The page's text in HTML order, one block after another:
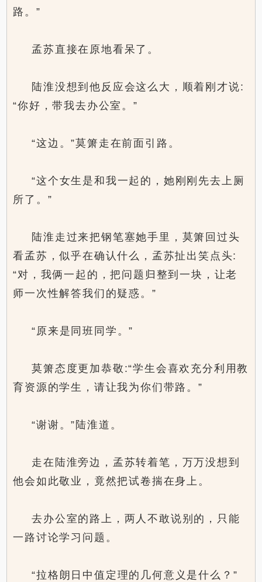
路。”
孟苏直接在原地看呆了。
陆淮没想到他反应会这么大，顺着刚才说:
“你好，带我去办公室。”
“这边。”莫箫走在前面引路。
“这个女生是和我一起的，她刚刚先去上厕
所了。”
陆淮走过来把钢笔塞她手里，莫箫回过头
看孟苏，似乎在确认什么，孟苏扯出笑点头:
“对，我俩一起的，把问题归整到一块，让老
师一次性解答我们的疑惑。”
“原来是同班同学。”
莫箫态度更加恭敬:“学生会喜欢充分利用教
育资源的学生，请让我为你们带路。”
“谢谢。”陆淮道。
走在陆淮旁边，孟苏转着笔，万万没想到
他会如此敬业，竟然把试卷揣在身上。
去办公室的路上，两人不敢说别的，只能
一路讨论学习问题。
“拉格朗日中值定理的几何意义是什么？”